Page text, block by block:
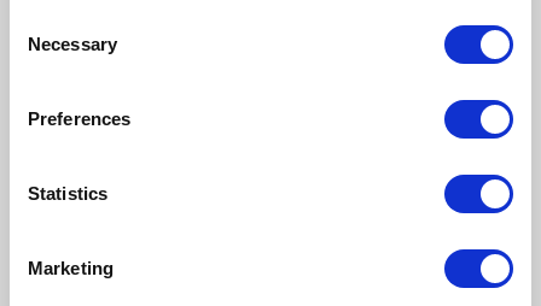
Selection
Necessary
Preferences
Statistics
Marketing